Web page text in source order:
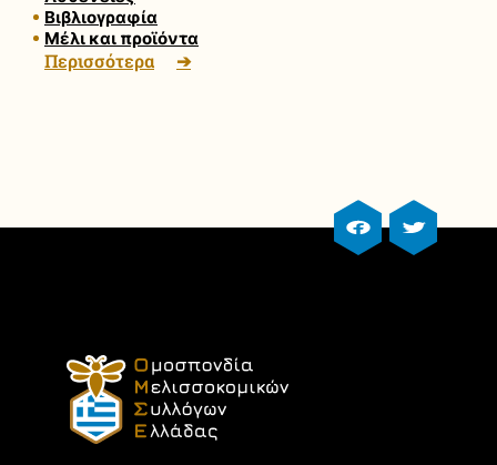
Βιβλιογραφία
Μέλι και προϊόντα
Περισσότερα
facebook profile
twitter